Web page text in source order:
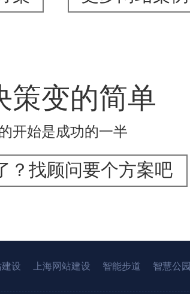
策变的简单
开始是成功的一半
？找顾问要个方案吧
设 上海网站建设 智能步道 智慧公园